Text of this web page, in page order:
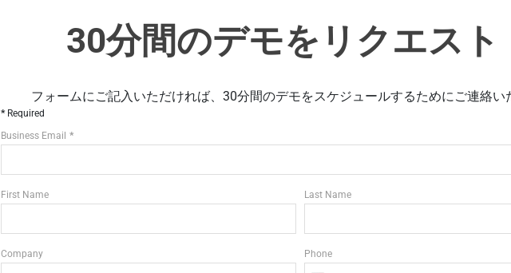
30分間のデモをリクエスト
フォームにご記入いただければ、30分間のデモをスケジュールするためにご連絡い
Required
Business Email
First Name Last Name
Company Phone